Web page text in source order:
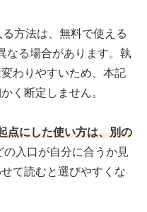
方法は、無料で使える
なる場合があります。執
わりやすいため、本記
く断定しません。
点にした使い方は、別の
の入口が自分に合うか見
て読むと選びやすくな